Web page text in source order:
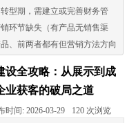
型期，需建立或完善财务管
环节缺失（有产品无销售渠
、前两者都有但营销方法方向
设全攻略：从展示到成
业获客的破局之道
时间: 2026-03-29 120 次浏览